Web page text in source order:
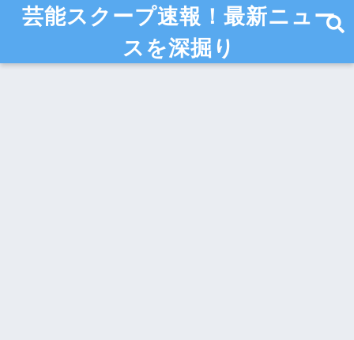
芸能スクープ速報！最新ニュー
スを深掘り